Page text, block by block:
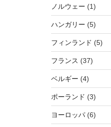
ノルウェー (1)
ハンガリー (5)
フィンランド (5)
フランス (37)
ベルギー (4)
ポーランド (3)
ヨーロッパ(6)